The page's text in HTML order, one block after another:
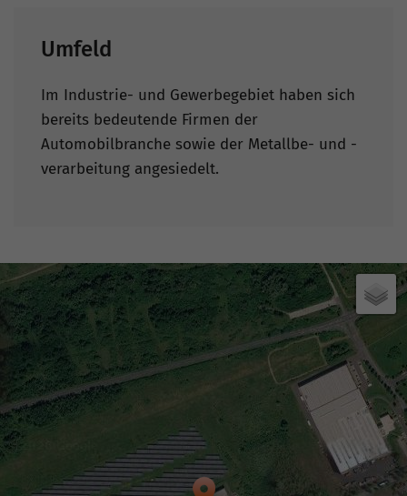
Umfeld
Im Industrie- und Gewerbegebiet haben sich
bereits bedeutende Firmen der
Automobilbranche sowie der Metallbe- und -
verarbeitung angesiedelt.